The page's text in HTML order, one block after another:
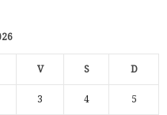
V S D
3 4 5